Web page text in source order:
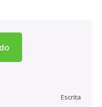
Escrita